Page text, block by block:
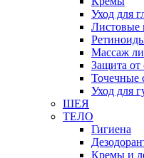
Уход для
Листовые
Массаж
Защита от
Точечные
Уход для
ШЕЯ
ТЕЛО
Гигиена
Кремы и